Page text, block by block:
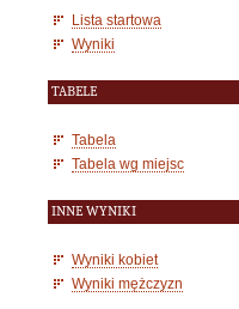
Lista startowa
Wyniki
TABELE
Tabela
Tabela wg miejsc
INNE WYNIKI
Wyniki kobiet
Wyniki mężczyzn